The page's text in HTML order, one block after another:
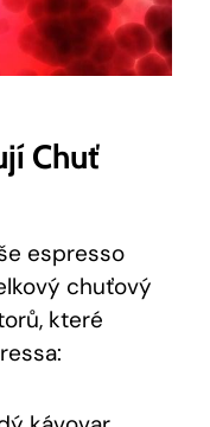
Chuť
espresso
chuťový
které